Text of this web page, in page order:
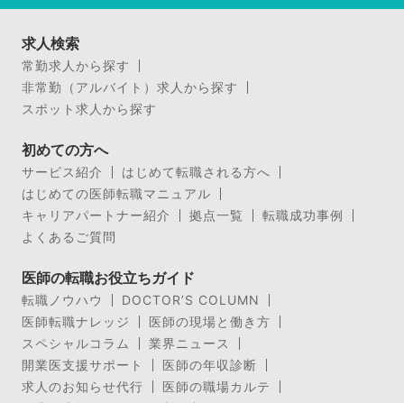
求人検索
常勤求人から探す
非常勤（アルバイト）求人から探す
スポット求人から探す
初めての方へ
サービス紹介
はじめて転職される方へ
はじめての医師転職マニュアル
キャリアパートナー紹介
拠点一覧
転職成功事例
よくあるご質問
医師の転職お役立ちガイド
転職ノウハウ
DOCTOR’S COLUMN
医師転職ナレッジ
医師の現場と働き方
スペシャルコラム
業界ニュース
開業医支援サポート
医師の年収診断
求人のお知らせ代行
医師の職場カルテ